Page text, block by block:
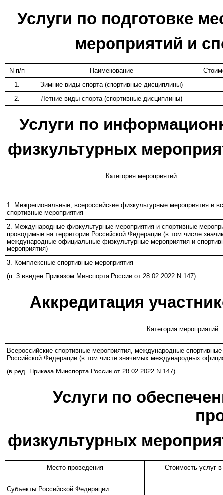
Услуги по подготовке
мероприятий и
N п/п Наименование
1.
Зимние виды спорта (спортивные дисциплины)
2.
Летние виды спорта (спортивные дисциплины)
Услуги по
физкультурных
Категория мероприятий
1. Межрегиональные, всероссийские физкультурные мероприятия и
спортивные мероприятия
2. Международные физкультурные мероприятия и спортивные
проводимые на территории Российской Федерации (в том числе
международные официальные физкультурные мероприятия и
мероприятия)
3. Комплексные спортивные мероприятия
(п. 3 введен Приказом Минспорта России от 28.02.2022 N 147)
Аккредитация
Категория мероприятий
Всероссийские спортивные мероприятия, международные
Российской Федерации (в том числе значимых международных
(в ред. ПриказаМинспорта России от 28.02.2022 N 147)
Услуги по
физкультурных
Место проведения Стоимость услуг
Субъекты Российской Федерации